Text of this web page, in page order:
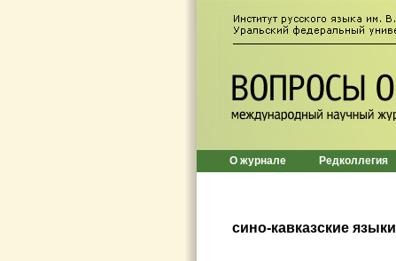
О журнале Редколлегия
сино-кавказские языки